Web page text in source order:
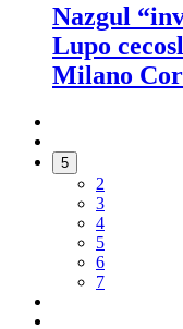
Nazgul
Lupo
Milano
5
2
3
4
5
6
7